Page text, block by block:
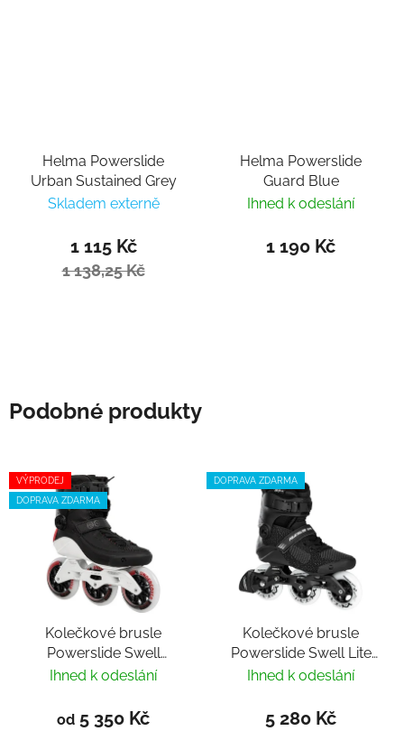
Helma Powerslide
Urban Sustained Grey
Skladem externě
1 115 Kč
1 138,25 Kč
Helma Powerslide
Guard Blue
Ihned k odeslání
1 190 Kč
Podobné produkty
VÝPRODEJ
DOPRAVA ZDARMA
Kolečkové brusle
Powerslide Swell
Stellar 110 Trinity
Ihned k odeslání
od 5 350 Kč
DOPRAVA ZDARMA
Kolečkové brusle
Powerslide Swell Lite
Black 100 Trinity 2022
Ihned k odeslání
5 280 Kč